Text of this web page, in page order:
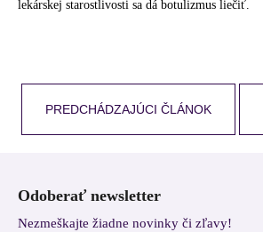
lekárskej starostlivosti sa dá botulizmus liečiť.
PREDCHÁDZAJÚCI ČLÁNOK
Odoberať newsletter
Nezmeškajte žiadne novinky či zľavy!